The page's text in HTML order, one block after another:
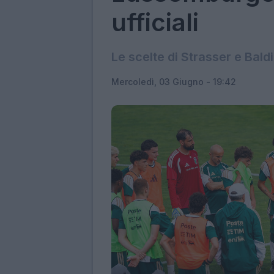
ufficiali
Le scelte di Strasser e
Mercoledì, 03 Giugno - 19:42